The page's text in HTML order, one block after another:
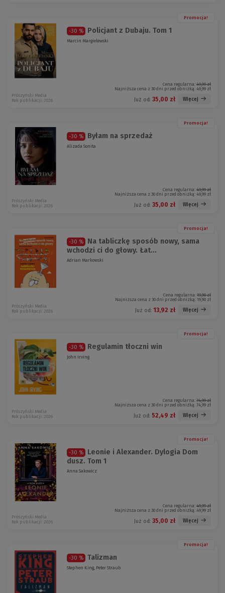
Promocja!
-30 % Policjant z Dubaju. Tom 1
Marcin Margielewski
Cena regularna: 49,99 zł
Najniższa cena z 30 dni przed obniżką: 49,99 zł
Już od: 35,00 zł Więcej
Prószyński Media
Rok publikacji: 2026
Promocja!
-30 % Byłam na sprzedaż
Alizada Sonita
Cena regularna: 49,99 zł
Najniższa cena z 30 dni przed obniżką: 49,99 zł
Już od: 35,00 zł Więcej
Prószyński Media
Rok publikacji: 2026
Promocja!
-30 %
Na tabliczkę sposób nowy, sama
wchodzi ci do głowy. Łat...
Adrian Markowski
Cena regularna: 19,90 zł
Najniższa cena z 30 dni przed obniżką: 19,90 zł
Już od: 13,92 zł Więcej
Prószyński Media
Rok publikacji: 2026
Promocja!
-30 % Regulamin tłoczni win
John Irving
Cena regularna: 74,99 zł
Najniższa cena z 30 dni przed obniżką: 74,99 zł
Już od: 52,49 zł Więcej
Prószyński Media
Rok publikacji: 2026
Promocja!
-30 %
Leonie i Alexander. Dylogia Dom
dusz. Tom 1
Anna Sakowicz
Cena regularna: 49,99 zł
Najniższa cena z 30 dni przed obniżką: 49,99 zł
Już od: 35,00 zł Więcej
Prószyński Media
Rok publikacji: 2026
Promocja!
-30 % Talizman
Stephen King, Peter Straub